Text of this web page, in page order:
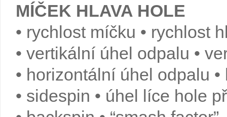
MÍČEK HLAVA HOLE
• rychlost míčku • rychlost
• vertikální úhel odpalu •
• horizontální úhel odpalu
• sidespin • úhel líce hole